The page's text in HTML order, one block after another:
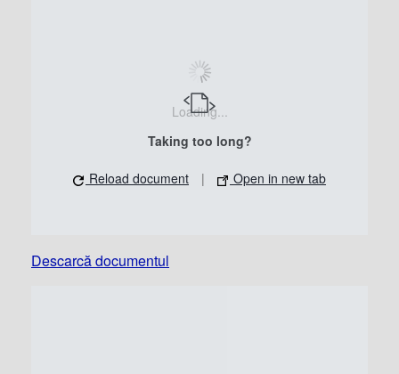
Loading...
Taking too long?
Reload document | Open in new tab
Descarcă documentul